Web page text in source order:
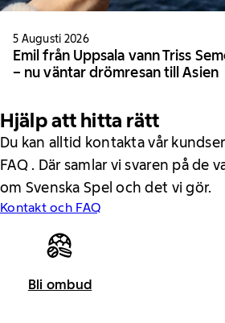
5 Augusti 2026
Emil från Uppsala vann Triss
– nu väntar drömresan till Asien
Hjälp att hitta rätt
Du kan alltid kontakta vår
FAQ . Där samlar vi svaren på de
om Svenska Spel och det vi gör.
Kontakt och FAQ
Bli ombud